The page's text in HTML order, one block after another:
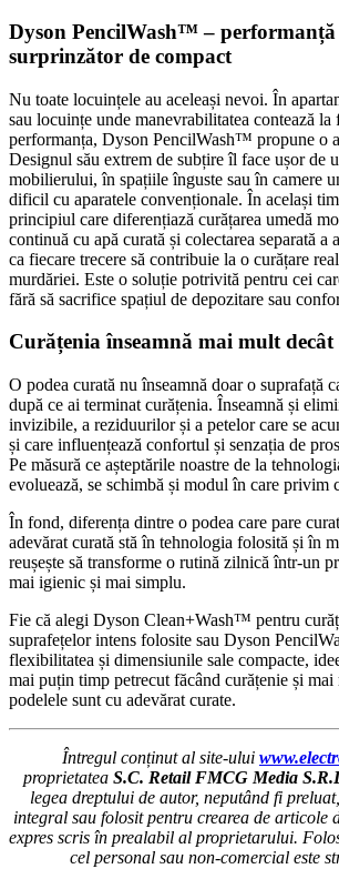
Dyson PencilWash™ –
surprinzător de compact
Nu toate locuințele au aceleași nevoi. În
sau locuințe unde manevrabilitatea contează la
performanța, Dyson PencilWash™ propune o
Designul său extrem de subțire îl face ușor de
mobilierului, în spațiile înguste sau în camere
dificil cu aparatele convenționale. În același
principiul care diferențiază curățarea umedă
continuă cu apă curată și colectarea separată a
ca fiecare trecere să contribuie la o curățare
murdăriei. Este o soluție potrivită pentru cei
fără să sacrifice spațiul de depozitare sau
Curățenia înseamnă mai mult decât
O podea curată nu înseamnă doar o suprafață
după ce ai terminat curățenia. Înseamnă și
invizibile, a reziduurilor și a petelor care se
și care influențează confortul și senzația de
Pe măsură ce așteptările noastre de la
evoluează, se schimbă și modul în care privim
În fond, diferența dintre o podea care pare
adevărat curată stă în tehnologia folosită și în
reușește să transforme o rutină zilnică într-un
mai igienic și mai simplu.
Fie că alegi Dyson Clean+Wash™ pentru
suprafețelor intens folosite sau Dyson
flexibilitatea și dimensiunile sale compacte,
mai puțin timp petrecut făcând curățenie și mai
podelele sunt cu adevărat curate.
Întregul conținut al site-ului
proprietatea S.C. Retail FMCG Media
legea dreptului de autor, neputând fi
integral sau folosit pentru crearea de articole
expres scris în prealabil al proprietarului.
cel personal sau non-comercial este